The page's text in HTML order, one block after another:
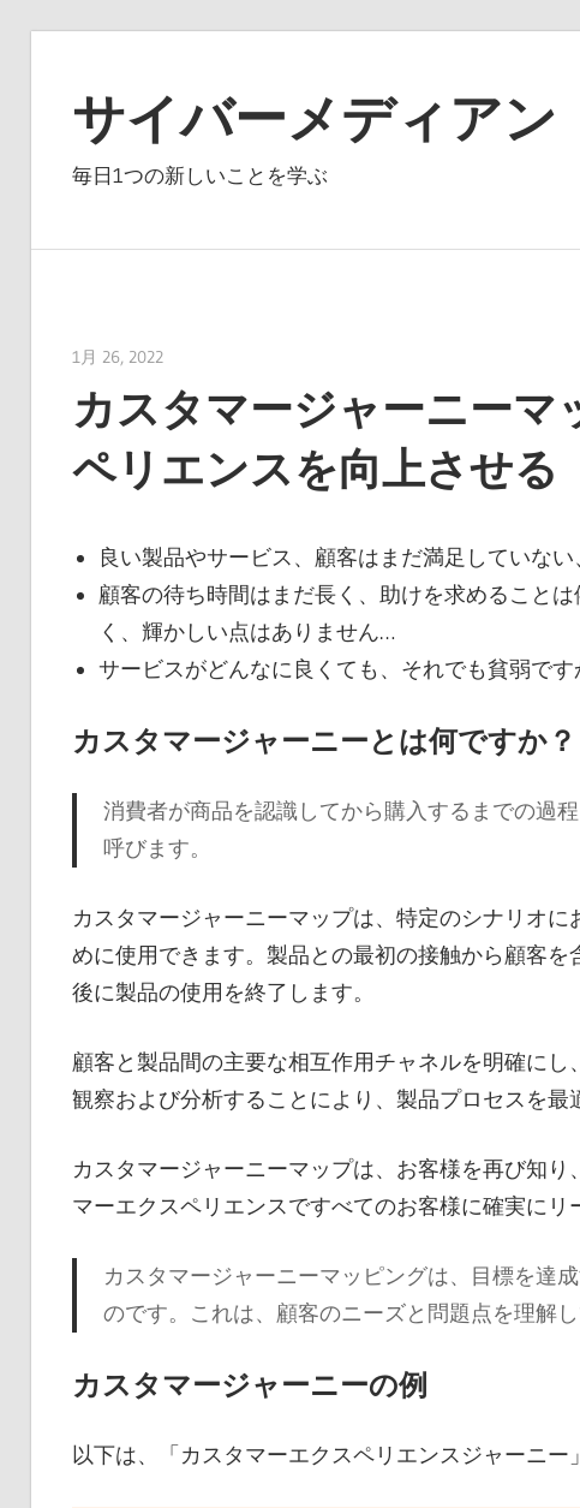
ス
サイバーメディアン
毎日1つの新しいことを学ぶ
1月 26, 2022vpmiku
カスタマージャーニーマ
ペリエンスを向上させる
良い製品やサービス、顧客はまだ満足していな
顧客の待ち時間はまだ長く、助けを求めること
く、輝かしい点はありません…
サービスがどんなに良くても、それでも貧弱です
カスタマージャーニーとは何ですか？
消費者が商品を認識してから購入するまでの過
呼びます。
カスタマージャーニーマップは、特定のシナリオ
めに使用できます。製品との最初の接触から顧客
後に製品の使用を終了します。
顧客と製品間の主要な相互作用チャネルを明確に
観察および分析することにより、製品プロセスを最
カスタマージャーニーマップは、お客様を再び知
マーエクスペリエンスですべてのお客様に確実にリ
カスタマージャーニーマッピングは、目標を達
のです。これは、顧客のニーズと問題点を理解
カスタマージャーニーの例
以下は、「カスタマーエクスペリエンスジャーニー